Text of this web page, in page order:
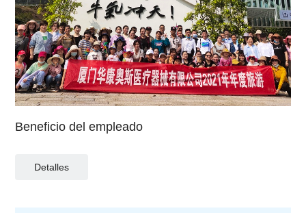
Beneficio del empleado
Detalles